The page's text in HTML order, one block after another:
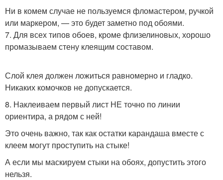
Ни в комем случае не пользуемся фломастером, ручкой
или маркером, — это будет заметно под обоями.
7. Для всех типов обоев, кроме флизелиновых, хорошо
промазываем стену клеящим составом.
Слой клея должен ложиться равномерно и гладко.
Никаких комочков не допускается.
8. Наклеиваем первый лист НЕ точно по линии
ориентира, а рядом с ней!
Это очень важно, так как остатки карандаша вместе с
клеем могут проступить на стыке!
А если мы маскируем стыки на обоях, допустить этого
нельзя.